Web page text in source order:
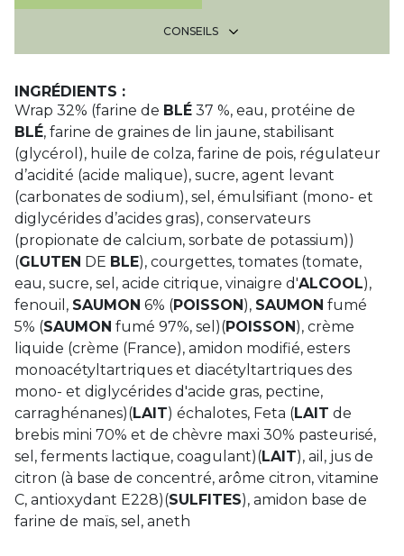
CONSEILS
INGRÉDIENTS :
Wrap 32% (farine de BLÉ 37 %, eau, protéine de
BLÉ, farine de graines de lin jaune, stabilisant
(glycérol), huile de colza, farine de pois, régulateur
d’acidité (acide malique), sucre, agent levant
(carbonates de sodium), sel, émulsifiant (mono- et
diglycérides d’acides gras), conservateurs
(propionate de calcium, sorbate de potassium))
(GLUTEN DE BLE), courgettes, tomates (tomate,
eau, sucre, sel, acide citrique, vinaigre d'ALCOOL),
fenouil, SAUMON 6% (POISSON), SAUMON fumé
5% (SAUMON fumé 97%, sel)(POISSON), crème
liquide (crème (France), amidon modifié, esters
monoacétyltartriques et diacétyltartriques des
mono- et diglycérides d'acide gras, pectine,
carraghénanes)(LAIT) échalotes, Feta (LAIT de
brebis mini 70% et de chèvre maxi 30% pasteurisé,
sel, ferments lactique, coagulant)(LAIT), ail, jus de
citron (à base de concentré, arôme citron, vitamine
C, antioxydant E228)(SULFITES), amidon base de
farine de maïs, sel, aneth